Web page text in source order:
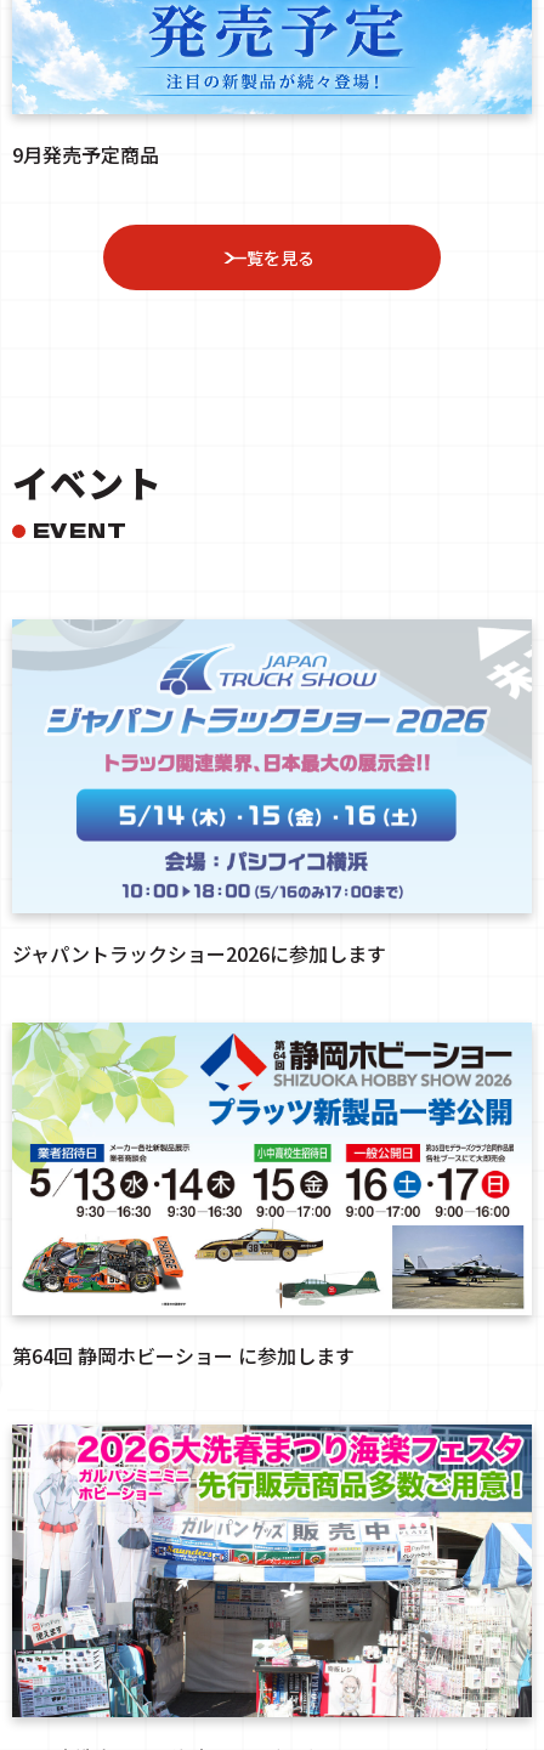
9月発売予定商品
一覧を見る
イベント
EVENT
ジャパントラックショー2026に参加します
第64回 静岡ホビーショー に参加します